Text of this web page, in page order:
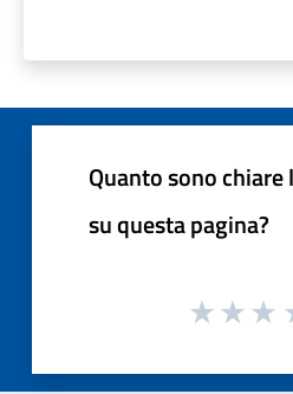
Quanto sono
su questa pagina?